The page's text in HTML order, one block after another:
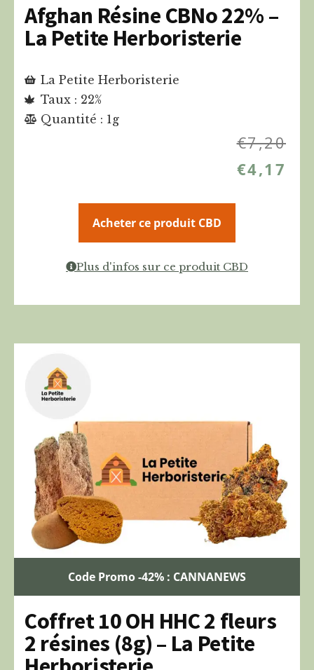
Afghan Résine CBNo 22% –
La Petite Herboristerie
La Petite Herboristerie
Taux : 22%
Quantité : 1g
€7,20
€4,17
Acheter ce produit CBD
Plus d'infos sur ce produit CBD
Code Promo -42% : CANNANEWS
Coffret 10 OH HHC 2 fleurs
2 résines (8g) – La Petite